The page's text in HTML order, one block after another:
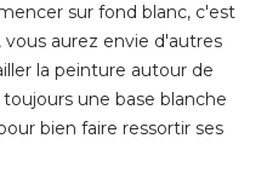
sur fond blanc, c'est
aurez envie d'autres
la peinture autour de
une base blanche
bien faire ressortir ses